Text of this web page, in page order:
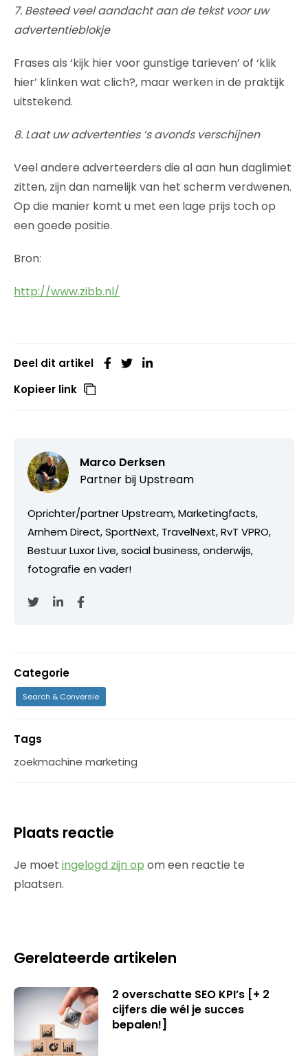
7. Besteed veel aandacht aan de tekst voor uw
advertentieblokje
Frases als ‘kijk hier voor gunstige tarieven’ of ‘klik
hier’ klinken wat clich?, maar werken in de praktijk
uitstekend.
8. Laat uw advertenties ‘s avonds verschijnen
Veel andere adverteerders die al aan hun daglimiet
zitten, zijn dan namelijk van het scherm verdwenen.
Op die manier komt u met een lage prijs toch op
een goede positie.
Bron:
http://www.zibb.nl/
Deel dit artikel
Kopieer link
Marco Derksen
Partner bij Upstream
Oprichter/partner Upstream, Marketingfacts,
Arnhem Direct, SportNext, TravelNext, RvT VPRO,
Bestuur Luxor Live, social business, onderwijs,
fotografie en vader!
Categorie
Search & Conversie
Tags
zoekmachine marketing
Plaats reactie
Je moet ingelogd zijn op om een reactie te
plaatsen.
Gerelateerde artikelen
2 overschatte SEO KPI’s [+ 2
cijfers die wél je succes
bepalen!]